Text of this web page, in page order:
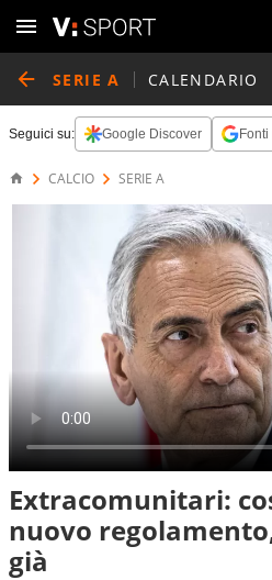
SERIE A CALENDARIO
Seguici su: Google Discover
CALCIO SERIE A
Extracomunitari:
nuovo
già